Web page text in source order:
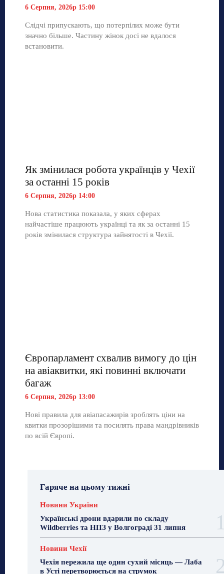
6 Серпня, 2026р 15:00
Слідчі припускають, що потерпілих може бути
значно більше. Частину жінок досі не вдалося
встановити.
Як змінилася робота українців у Чехії
за останні 15 років
6 Серпня, 2026р 14:00
Нова статистика показала, у яких сферах
найчастіше працюють українці та як за останні 15
років змінилася структура зайнятості в Чехії.
Європарламент схвалив вимогу до цін
на авіаквитки, які повинні включати
багаж
6 Серпня, 2026р 13:00
Нові правила для авіапасажирів зроблять ціни на
квитки прозорішими та посилять права мандрівників
по всій Європі.
Гаряче на цьому тижні
Новини України
Українські дрони вдарили по складу
Wildberries та НПЗ у Волгограді 31 липня
Новини Чехії
Чехія пережила ще один сухий місяць — Лаба
в Усті перетворюється на струмок